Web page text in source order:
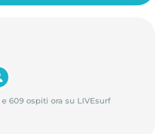
609 ospiti ora su LIVEsurf